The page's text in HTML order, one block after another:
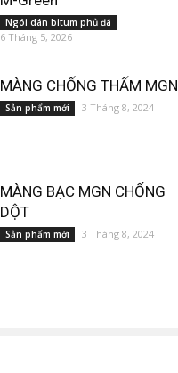
Ngói dán bitum phủ đá
6 Tháng 5, 2026
MÀNG CHỐNG THẤM MGN
Sản phẩm mới 3 Tháng 8, 2024
MÀNG BẠC MGN CHỐNG
DỘT
Sản phẩm mới 3 Tháng 8, 2024